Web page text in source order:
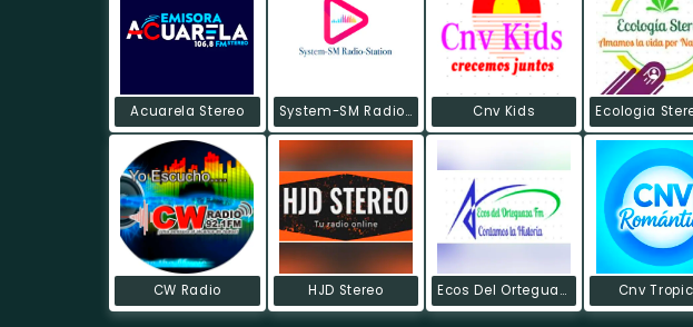
Acuarela Stereo System-SM Radio-Station Caquetá Cnv Kids
CW Radio HJD Stereo Ecos Del Orteguaza Online Cnv